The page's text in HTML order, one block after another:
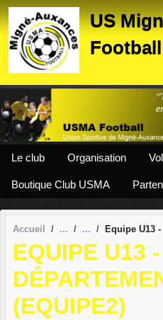
US
Football
Le club Organisation
Boutique Club USMA
Accueil Equipe U13
EQUIPE U13 -
(EQUIPE2)
Panneau de gestion des cookies